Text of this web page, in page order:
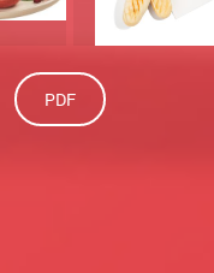
PDF